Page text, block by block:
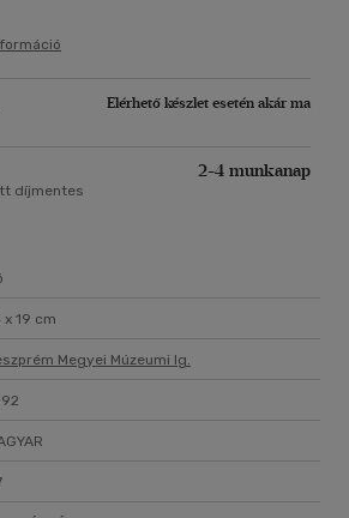
Elérhető készlet esetén akár ma
2-4 munkanap
díjmentes
x 19 cm
Megyei Múzeumi Ig.